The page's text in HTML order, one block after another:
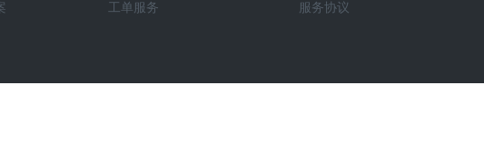
工单服务
服务协议